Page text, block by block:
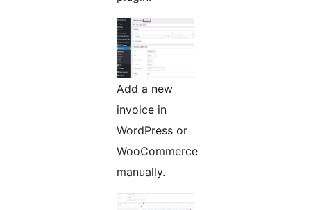
Add a new
invoice in
WordPress or
WooCommerce
manually.